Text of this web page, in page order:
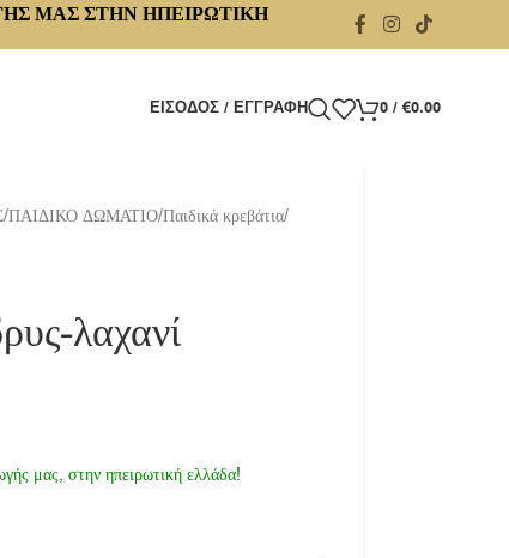
ΜΑΣ ΣΤΗΝ ΗΠΕΙΡΩΤΙΚΗ
ΕΊΣΟΔΟΣ / ΕΓΓΡΑΦΉ 0 / €0.00
/ΠΑΙΔΙΚΟ ΔΩΜΑΤΙΟ/Παιδικά κρεβάτια/
λαχανί
μας, στην ηπειρωτική ελλάδα!